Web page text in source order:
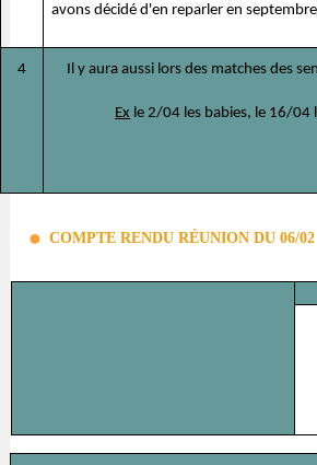
avons décidé d'en reparler en
4
Il y aura aussi lors des matches des
Ex le 2/04 les babies, le 16/04
COMPTE RENDU RÉUNION DU 06/02